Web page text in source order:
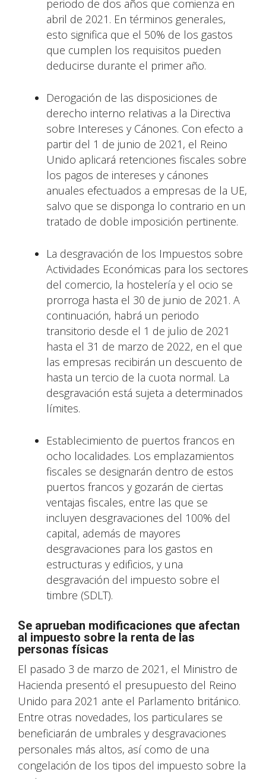
periodo de dos años que comienza en
abril de 2021. En términos generales,
esto significa que el 50% de los gastos
que cumplen los requisitos pueden
deducirse durante el primer año.
Derogación de las disposiciones de
derecho interno relativas a la Directiva
sobre Intereses y Cánones. Con efecto a
partir del 1 de junio de 2021, el Reino
Unido aplicará retenciones fiscales sobre
los pagos de intereses y cánones
anuales efectuados a empresas de la UE,
salvo que se disponga lo contrario en un
tratado de doble imposición pertinente.
La desgravación de los Impuestos sobre
Actividades Económicas para los sectores
del comercio, la hostelería y el ocio se
prorroga hasta el 30 de junio de 2021. A
continuación, habrá un periodo
transitorio desde el 1 de julio de 2021
hasta el 31 de marzo de 2022, en el que
las empresas recibirán un descuento de
hasta un tercio de la cuota normal. La
desgravación está sujeta a determinados
límites.
Establecimiento de puertos francos en
ocho localidades. Los emplazamientos
fiscales se designarán dentro de estos
puertos francos y gozarán de ciertas
ventajas fiscales, entre las que se
incluyen desgravaciones del 100% del
capital, además de mayores
desgravaciones para los gastos en
estructuras y edificios, y una
desgravación del impuesto sobre el
timbre (SDLT).
Se aprueban modificaciones que afectan
al impuesto sobre la renta de las
personas físicas
El pasado 3 de marzo de 2021, el Ministro de
Hacienda presentó el presupuesto del Reino
Unido para 2021 ante el Parlamento británico.
Entre otras novedades, los particulares se
beneficiarán de umbrales y desgravaciones
personales más altos, así como de una
congelación de los tipos del impuesto sobre la